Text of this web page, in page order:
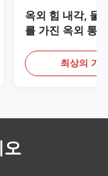
옥외 힘 내각, 물
를 가진 옥외 통
최상의 가
오